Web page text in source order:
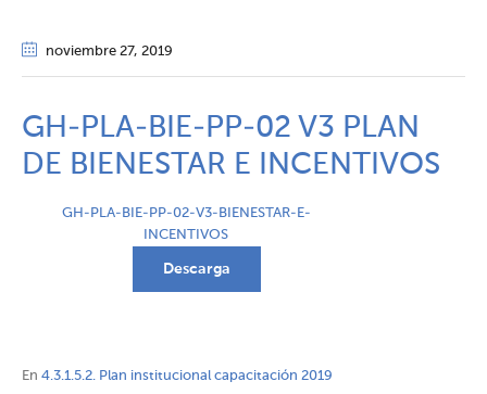
noviembre 27, 2019
GH-PLA-BIE-PP-02 V3 PLAN
DE BIENESTAR E INCENTIVOS
GH-PLA-BIE-PP-02-V3-BIENESTAR-E-
INCENTIVOS
Descarga
En 4.3.1.5.2. Plan institucional capacitación 2019